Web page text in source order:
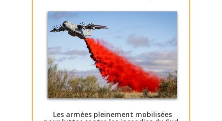
Les armées pleinement mobilisées